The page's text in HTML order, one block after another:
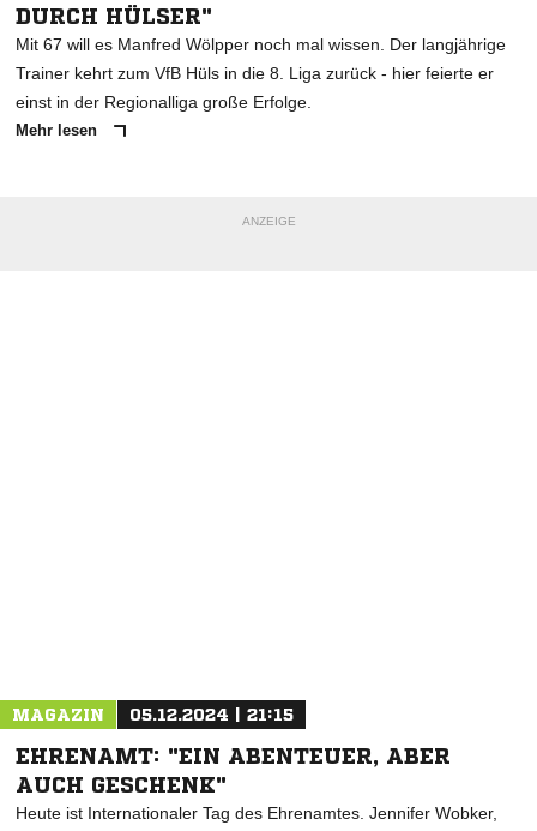
DURCH HÜLSER"
Mit 67 will es Manfred Wölpper noch mal wissen. Der langjährige
Trainer kehrt zum VfB Hüls in die 8. Liga zurück - hier feierte er
einst in der Regionalliga große Erfolge.
Mehr lesen
ANZEIGE
MAGAZIN 05.12.2024 | 21:15
EHRENAMT: "EIN ABENTEUER, ABER
AUCH GESCHENK"
Heute ist Internationaler Tag des Ehrenamtes. Jennifer Wobker,